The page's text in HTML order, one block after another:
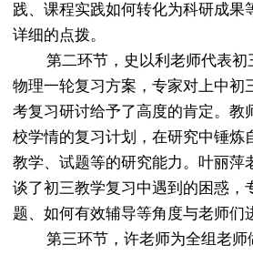
践、课程实践如何转化为科研成果
详细的点拨。
第二环节， 史以利老师代表初
物理一轮复习方案，专家对上中初
考复习研讨给予了高度的肯定。教
校学情的复习计划，在研究中锤炼
教学、试题等的研究能力。 叶丽萍
谈了初三教学复习中遇到的 困惑，
题、如何有效辅导等角度与老师们
第三环节，许老师为全组老师